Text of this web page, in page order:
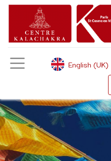
English (UK)